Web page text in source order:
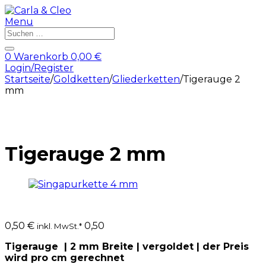
Menu
Products
search
0 Warenkorb 0,00 €
Login/Register
Startseite/Goldketten/Gliederketten/Tigerauge 2
mm
Tigerauge 2 mm
0,50 € inkl. MwSt.* 0,50
Tigerauge | 2 mm Breite | vergoldet | der Preis
wird pro cm gerechnet